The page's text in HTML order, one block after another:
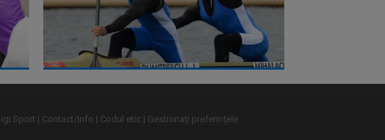
Sport Contact/Info Codul etic Gestionați preferințele